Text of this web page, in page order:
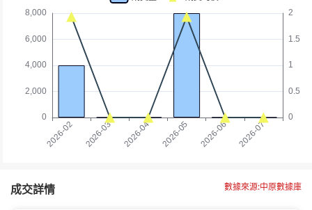
成交詳情 數據來源:中原數據庫